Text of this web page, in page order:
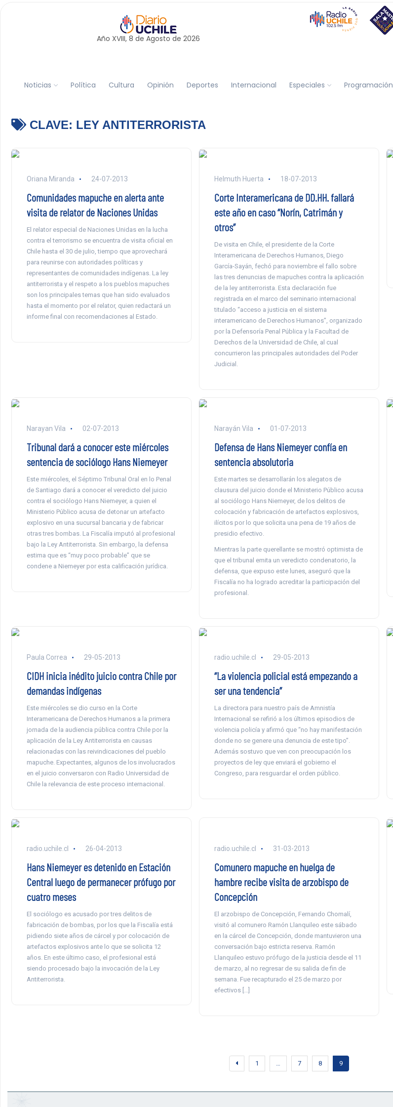
Año XVIII, 8 de Agosto de 2026
Noticias Política Cultura Opinión Deportes Internacional Especiales Programación
CLAVE: LEY ANTITERRORISTA
Oriana Miranda 24-07-2013
Comunidades mapuche en alerta ante
visita de relator de Naciones Unidas
El relator especial de Naciones Unidas en la lucha
contra el terrorismo se encuentra de visita oficial en
Chile hasta el 30 de julio, tiempo que aprovechará
para reunirse con autoridades políticas y
representantes de comunidades indígenas. La ley
antiterrorista y el respeto a los pueblos mapuches
son los principales temas que han sido evaluados
hasta el momento por el relator, quien redactará un
informe final con recomendaciones al Estado.
Helmuth Huerta 18-07-2013
Corte Interamericana de DD.HH. fallará
este año en caso “Norín, Catrimán y
otros”
De visita en Chile, el presidente de la Corte
Interamericana de Derechos Humanos, Diego
García-Sayán, fechó para noviembre el fallo sobre
las tres denuncias de mapuches contra la aplicación
de la ley antiterrorista. Esta declaración fue
registrada en el marco del seminario internacional
titulado “acceso a justicia en el sistema
interamericano de Derechos Humanos”, organizado
por la Defensoría Penal Pública y la Facultad de
Derechos de la Universidad de Chile, al cual
concurrieron las principales autoridades del Poder
Judicial.
Narayan Vila 02-07-2013
Tribunal dará a conocer este miércoles
sentencia de sociólogo Hans Niemeyer
Este miércoles, el Séptimo Tribunal Oral en lo Penal
de Santiago dará a conocer el veredicto del juicio
contra el sociólogo Hans Niemeyer, a quien el
Ministerio Público acusa de detonar un artefacto
explosivo en una sucursal bancaria y de fabricar
otras tres bombas. La Fiscalía imputó al profesional
bajo la Ley Antiterrorista. Sin embargo, la defensa
estima que es “muy poco probable” que se
condene a Niemeyer por esta calificación jurídica.
Narayán Vila 01-07-2013
Defensa de Hans Niemeyer confía en
sentencia absolutoria
Este martes se desarrollarán los alegatos de
clausura del juicio donde el Ministerio Público acusa
al sociólogo Hans Niemeyer, de los delitos de
colocación y fabricación de artefactos explosivos,
ilícitos por lo que solicita una pena de 19 años de
presidio efectivo.
Mientras la parte querellante se mostró optimista de
que el tribunal emita un veredicto condenatorio, la
defensa, que expuso este lunes, aseguró que la
Fiscalía no ha logrado acreditar la participación del
profesional.
Paula Correa 29-05-2013
CIDH inicia inédito juicio contra Chile por
demandas indígenas
Este miércoles se dio curso en la Corte
Interamericana de Derechos Humanos a la primera
jornada de la audiencia pública contra Chile por la
aplicación de la Ley Antiterrorista en causas
relacionadas con las reivindicaciones del pueblo
mapuche. Expectantes, algunos de los involucrados
en el juicio conversaron con Radio Universidad de
Chile la relevancia de este proceso internacional.
radio.uchile.cl 29-05-2013
“La violencia policial está empezando a
ser una tendencia”
La directora para nuestro país de Amnistía
Internacional se refirió a los últimos episodios de
violencia policía y afirmó que “no hay manifestación
donde no se genere una denuncia de este tipo”.
Además sostuvo que ven con preocupación los
proyectos de ley que enviará el gobierno el
Congreso, para resguardar el orden público.
radio.uchile.cl 26-04-2013
Hans Niemeyer es detenido en Estación
Central luego de permanecer prófugo por
cuatro meses
El sociólogo es acusado por tres delitos de
fabricación de bombas, por los que la Fiscalía está
pidiendo siete años de cárcel y por colocación de
artefactos explosivos ante lo que se solicita 12
años. En este último caso, el profesional está
siendo procesado bajo la invocación de la Ley
Antiterrorista.
radio.uchile.cl 31-03-2013
Comunero mapuche en huelga de
hambre recibe visita de arzobispo de
Concepción
El arzobispo de Concepción, Fernando Chomalí,
visitó al comunero Ramón Llanquileo este sábado
en la cárcel de Concepción, donde mantuvieron una
conversación bajo estricta reserva. Ramón
Llanquileo estuvo prófugo de la justicia desde el 11
de marzo, al no regresar de su salida de fin de
semana. Fue recapturado el 25 de marzo por
efectivos […]
1 … 7 8 9